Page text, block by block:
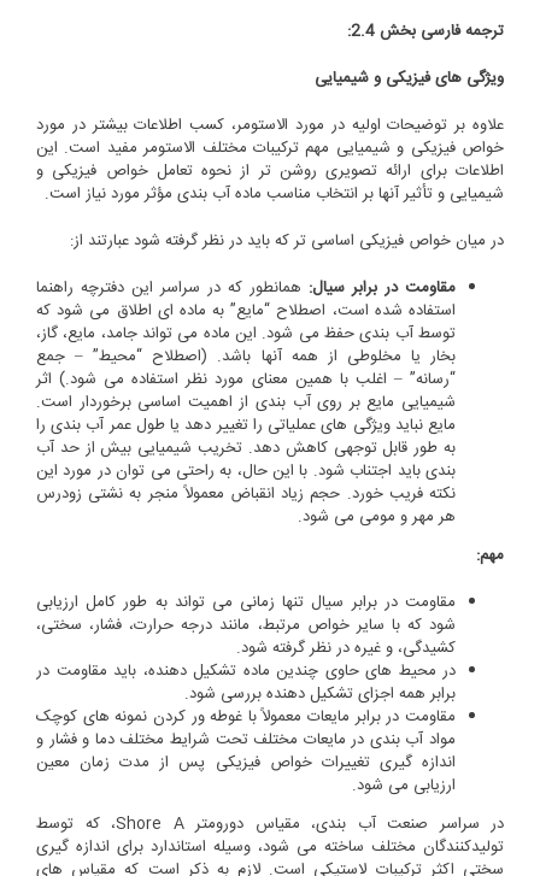
ترجمه فارسی بخش 2.4:
ویژگی های فیزیکی و شیمیایی
علاوه بر توضیحات اولیه در مورد الاستومر، کسب اطلاعات بیشتر در مورد
خواص فیزیکی و شیمیایی مهم ترکیبات مختلف الاستومر مفید است. این
اطلاعات برای ارائه تصویری روشن تر از نحوه تعامل خواص فیزیکی و
شیمیایی و تأثیر آنها بر انتخاب مناسب ماده آب بندی مؤثر مورد نیاز است.
در میان خواص فیزیکی اساسی تر که باید در نظر گرفته شود عبارتند از:
مقاومت در برابر سیال: همانطور که در سراسر این دفترچه راهنما
استفاده شده است، اصطلاح “مایع” به ماده ای اطلاق می شود که
توسط آب بندی حفظ می شود. این ماده می تواند جامد، مایع، گاز،
بخار یا مخلوطی از همه آنها باشد. (اصطلاح “محیط” – جمع
“رسانه” – اغلب با همین معنای مورد نظر استفاده می شود.) اثر
شیمیایی مایع بر روی آب بندی از اهمیت اساسی برخوردار است.
مایع نباید ویژگی های عملیاتی را تغییر دهد یا طول عمر آب بندی را
به طور قابل توجهی کاهش دهد. تخریب شیمیایی بیش از حد آب
بندی باید اجتناب شود. با این حال، به راحتی می توان در مورد این
نکته فریب خورد. حجم زیاد انقباض معمولاً منجر به نشتی زودرس
هر مهر و مومی می شود.
مهم:
مقاومت در برابر سیال تنها زمانی می تواند به طور کامل ارزیابی
شود که با سایر خواص مرتبط، مانند درجه حرارت، فشار، سختی،
کشیدگی، و غیره در نظر گرفته شود.
در محیط های حاوی چندین ماده تشکیل دهنده، باید مقاومت در
برابر همه اجزای تشکیل دهنده بررسی شود.
مقاومت در برابر مایعات معمولاً با غوطه ور کردن نمونه های کوچک
مواد آب بندی در مایعات مختلف تحت شرایط مختلف دما و فشار و
اندازه گیری تغییرات خواص فیزیکی پس از مدت زمان معین
ارزیابی می شود.
در سراسر صنعت آب بندی، مقیاس دورومتر Shore A، که توسط
تولیدکنندگان مختلف ساخته می شود، وسیله استاندارد برای اندازه گیری
سختی اکثر ترکیبات لاستیکی است. لازم به ذکر است که مقیاس های